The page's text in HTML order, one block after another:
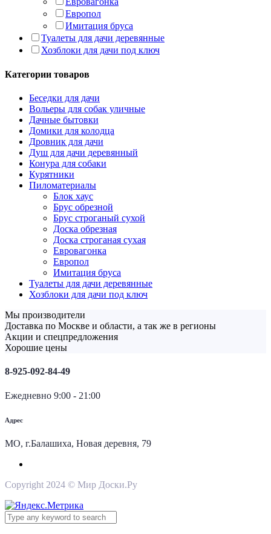
Европол
Имитация бруса
Туалеты для дачи деревянные
Хозблоки для дачи под ключ
Категории товаров
Беседки для дачи
Вольеры для собак уличные
Дачные бытовки
Домики для колодца
Дровник для дачи
Душ для дачи деревянный
Конура для собаки
Курятники
Пиломатериалы
Блок хаус
Брус обрезной
Брус строганый сухой
Доска обрезная
Доска строганая сухая
Евровагонка
Европол
Имитация бруса
Туалеты для дачи деревянные
Хозблоки для дачи под ключ
Мы производители
Доставка по Москве и области, а так же в регионы
Акции и спецпредложения
Хорошие цены
8-925-092-84-49
Ежедневно 9:00 - 21:00
Адрес
МО, г.Балашиха, Новая деревня, 79
Copyright 2024 © Мир Доски.Ру